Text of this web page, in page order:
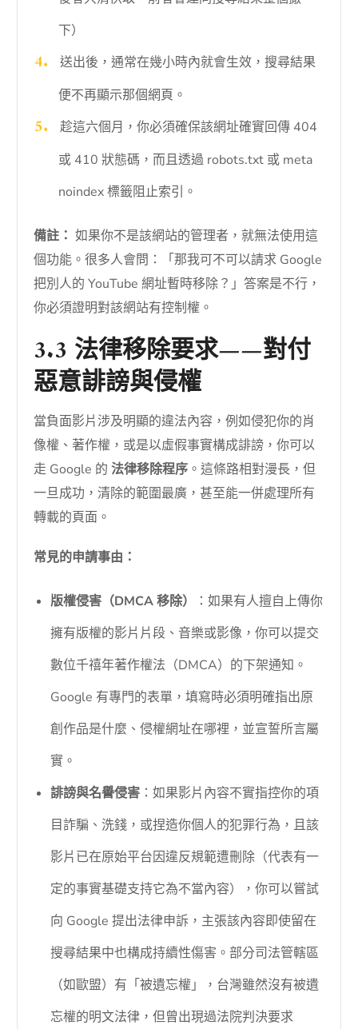
下）
送出後，通常在幾小時內就會生效，搜尋結果
便不再顯示那個網頁。
趁這六個月，你必須確保該網址確實回傳 404
或 410 狀態碼，而且透過 robots.txt 或 meta
noindex 標籤阻止索引。
備註： 如果你不是該網站的管理者，就無法使用這
個功能。很多人會問：「那我可不可以請求 Google
把別人的 YouTube 網址暫時移除？」答案是不行，
你必須證明對該網站有控制權。
3.3 法律移除要求——對付
惡意誹謗與侵權
當負面影片涉及明顯的違法內容，例如侵犯你的肖
像權、著作權，或是以虛假事實構成誹謗，你可以
走 Google 的法律移除程序 。這條路相對漫長，但
一旦成功，清除的範圍最廣，甚至能一併處理所有
轉載的頁面。
常見的申請事由：
版權侵害（DMCA 移除）
：如果有人擅自上傳你
擁有版權的影片片段、音樂或影像，你可以提交
數位千禧年著作權法（DMCA）的下架通知。
Google 有專門的表單，填寫時必須明確指出原
創作品是什麼、侵權網址在哪裡，並宣誓所言屬
實。
誹謗與名譽侵害 ：如果影片內容不實指控你的項
目詐騙、洗錢，或捏造你個人的犯罪行為，且該
影片已在原始平台因違反規範遭刪除（代表有一
定的事實基礎支持它為不當內容），你可以嘗試
向 Google 提出法律申訴，主張該內容即使留在
搜尋結果中也構成持續性傷害。部分司法管轄區
（如歐盟）有「被遺忘權」，台灣雖然沒有被遺
忘權的明文法律，但曾出現過法院判決要求